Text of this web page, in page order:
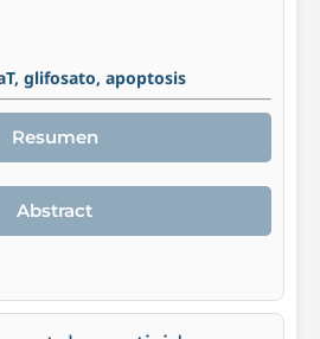
glifosato, apoptosis
Resumen
Abstract